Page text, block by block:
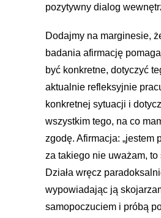
pozytywny dialog
Dodajmy na marginesie,
badania afirmację
być konkretne, dotyczyć
aktualnie refleksyjnie
konkretnej sytuacji i
wszystkim tego, na co
zgodę. Afirmacja: „jestem
za takiego nie uważam, to
Działa wręcz
wypowiadając ją
samopoczuciem i próbą